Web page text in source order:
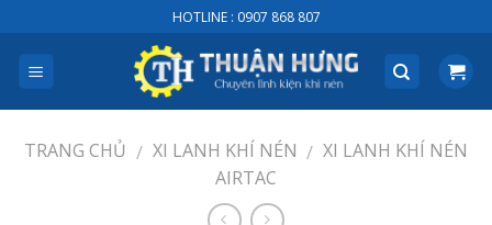
to
content
HOTLINE : 0907 868 807
TRANG CHỦ / XI LANH KHÍ NÉN / XI LANH KHÍ NÉN
AIRTAC